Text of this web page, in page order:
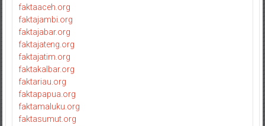
faktaaceh.org
faktajambi.org
faktajabar.org
faktajateng.org
faktajatim.org
faktakalbar.org
faktariau.org
faktapapua.org
faktamaluku.org
faktasumut.org